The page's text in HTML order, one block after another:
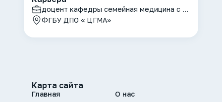
доцент кафедры семейная медицина с курсами клинической лабораторной диагностики, психиатрии и психотерапии
ФГБУ ДПО « ЦГМА»
Карта сайта
Главная
О нас